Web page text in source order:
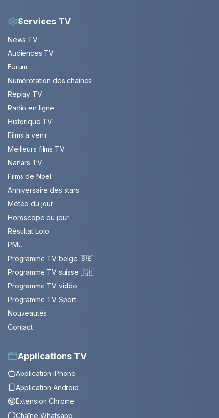
Services TV
News TV
Audiences TV
Forum
Numérotation des chaînes
Replay TV
Radio en ligne
Historique TV
Films à venir
Meilleurs films TV
Nanars TV
Films de Noël
Anniversaire des stars
Météo du jour
Horoscope du jour
Résultat Loto
PMU
Programme TV belge 🇧🇪
Programme TV suisse 🇨🇭
Programme TV vidéo
Programme TV Sport
Nouveautés
Contact
Applications TV
Application iPhone
Application Android
Extension Chrome
Chaîne Whatsapp